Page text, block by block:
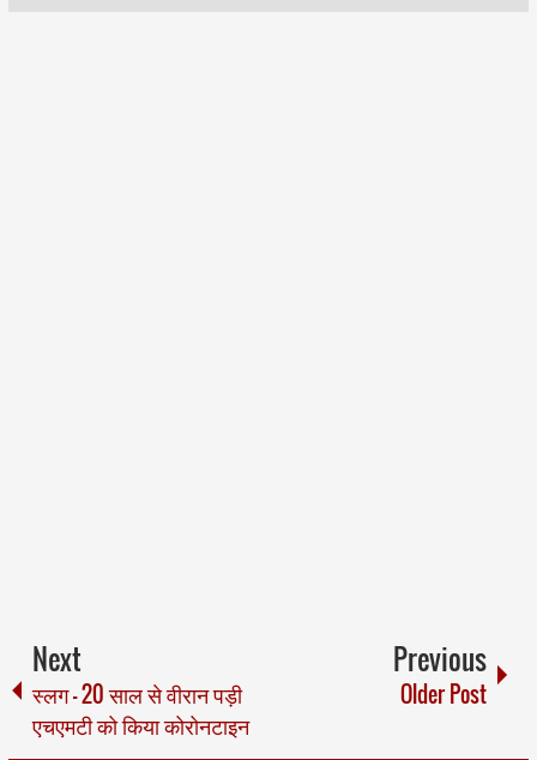
Next
स्लग - 20 साल से वीरान पड़ी
एचएमटी को किया कोरोनटाइन
Previous
Older Post